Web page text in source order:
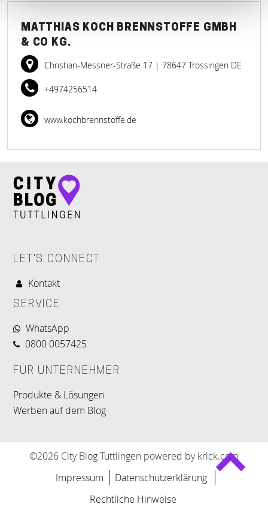
MATTHIAS KOCH BRENNSTOFFE GMBH
& CO KG.
Christian-Messner-Straße 17 | 78647 Trossingen DE
+4974256514
www.kochbrennstoffe.de
LET'S CONNECT
Kontakt
SERVICE
WhatsApp
0800 0057425
FÜR UNTERNEHMER
Produkte & Lösungen
Werben auf dem Blog
©2026 City Blog Tuttlingen powered by krick.com
Impressum
Datenschutzerklärung
Rechtliche Hinweise